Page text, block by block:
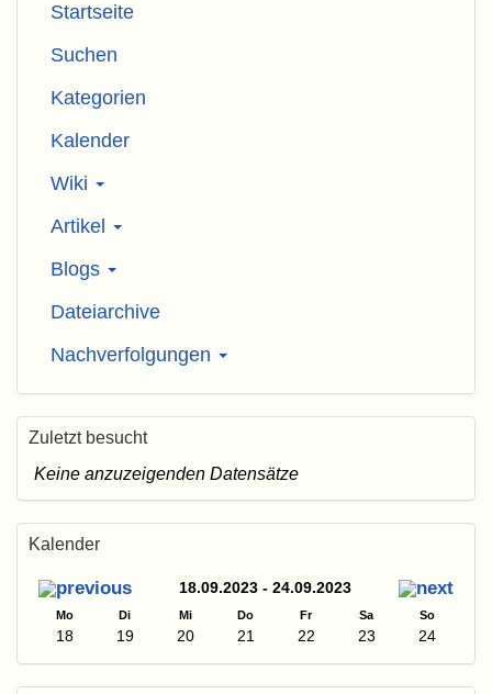
Startseite
Suchen
Kategorien
Kalender
Wiki
Artikel
Blogs
Dateiarchive
Nachverfolgungen
Zuletzt besucht
Keine anzuzeigenden Datensätze
Kalender
18.09.2023 - 24.09.2023
Mo Di Mi Do Fr Sa So
18 19 20 21 22 23 24